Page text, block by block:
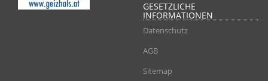
GESETZLICHE
INFORMATIONEN
Datenschutz
AGB
Sitemap